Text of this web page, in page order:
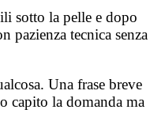
sotto la pelle e dopo
pazienza tecnica senza
Una frase breve
capito la domanda ma